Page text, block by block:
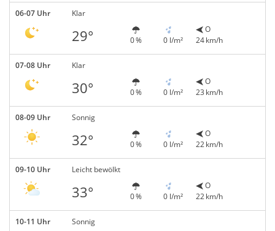
06-07 Uhr Klar
29° 0 % 0 l/m²
O
24 km/h
07-08 Uhr Klar
30° 0 % 0 l/m²
O
23 km/h
08-09 Uhr Sonnig
32° 0 % 0 l/m²
O
22 km/h
09-10 Uhr Leicht bewölkt
33° 0 % 0 l/m²
O
22 km/h
10-11 Uhr Sonnig